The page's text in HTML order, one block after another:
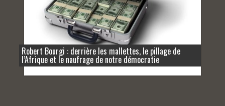
Robert Bourgi : derrière les mallettes, le pillage de
l’Afrique et le naufrage de notre démocratie